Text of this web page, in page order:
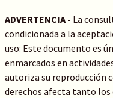
ADVERTENCIA - La
condicionada a la
uso: Este documento es
enmarcados en
autoriza su reproducción
derechos afecta tanto los